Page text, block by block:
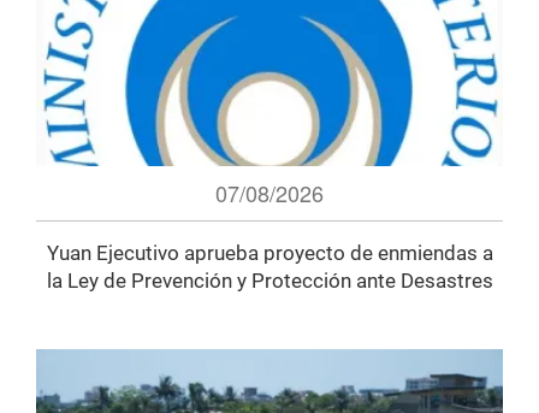
07/08/2026
Yuan Ejecutivo aprueba proyecto de enmiendas a
la Ley de Prevención y Protección ante Desastres